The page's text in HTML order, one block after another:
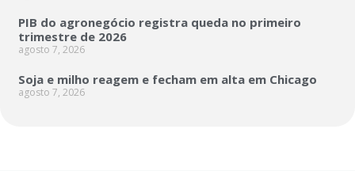
PIB do agronegócio registra queda no primeiro
trimestre de 2026
agosto 7, 2026
Soja e milho reagem e fecham em alta em Chicago
agosto 7, 2026